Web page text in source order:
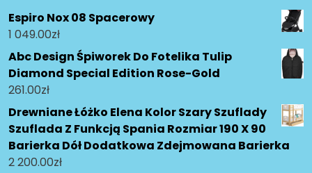
Espiro Nox 08 Spacerowy
1 049.00zł
Abc Design Śpiworek Do Fotelika Tulip
Diamond Special Edition Rose-Gold
261.00zł
Drewniane Łóżko Elena Kolor Szary Szuflady
Szuflada Z Funkcją Spania Rozmiar 190 X 90
Barierka Dół Dodatkowa Zdejmowana Barierka
2 200.00zł